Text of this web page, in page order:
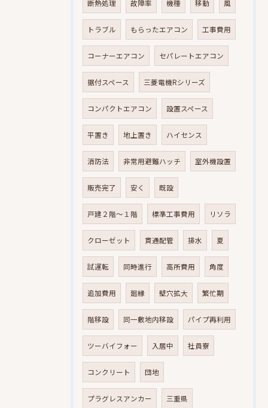
断熱処理 故障率 機種 移動 風
トラブル もらったエアコン 工事費用
コーナーエアコン セパレートエアコン
据付スペース 三菱電機Rシリーズ
コンパクトエアコン 設置スペース
平置き 地上置き ハイセンス
消防法 非常用避難ハッチ 室外機設置
販売完了 安く 既設
戸建２階～１階 標準工事費用 リソラ
クローゼット 貫通配管 排水 夏
試運転 同時進行 高所費用 角度
追加費用 廻縁 壁穴拡大 繁忙期
階移設 同一敷地内移設 パイプ再利用
ツーバイフォー 入居中 社員寮
コンクリート 団地
プラグレスアンカー 三重県